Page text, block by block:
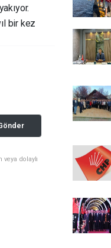
bir kez
dolaylı